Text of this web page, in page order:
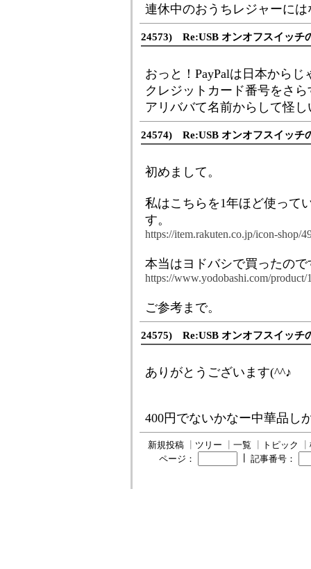
連休中のおうちレジャーに
24573) Re:USB オンオフスイッチ
おっと！PayPalは日本から
クレジットカード番号をさ
アリババて名前からして怪
24574) Re:USB オンオフスイッチ
初めまして。
私はこちらを1年ほど使って
す。
https://item.rakuten.co.jp/icon-shop/
本当はヨドバシで買ったの
https://www.yodobashi.com/product/
ご参考まで。
24575) Re:USB オンオフスイッチ
ありがとうございます(^^♪
400円でないかなー中華品し
新規投稿 ツリー 一覧 トピック
ページ：
記事番号：